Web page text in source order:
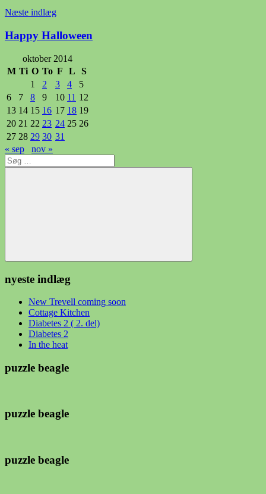
Næste indlæg
Happy Halloween
oktober 2014
M Ti O To F L
S
1
2 3 4
5
6
7 8 9 10 11 12
13 14 15 16 17 18 19
20 21 22 23 24 25 26
27 28 29 30 31
« sep
nov »
Søg
efter:
Søg
nyeste indlæg
New Trevell coming soon
Cottage Kitchen
Diabetes 2 ( 2. del)
Diabetes 2
In the heat
puzzle beagle
puzzle beagle
puzzle beagle